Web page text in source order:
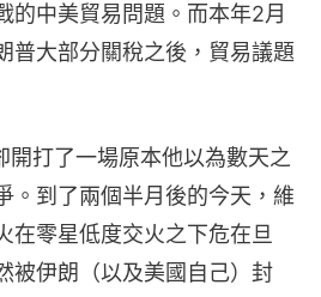
的中美貿易問題。而本年2月
普大部分關稅之後，貿易議題
打了一場原本他以為數天之
。到了兩個半月後的今天，維
在零星低度交火之下危在旦
被伊朗（以及美國自己）封